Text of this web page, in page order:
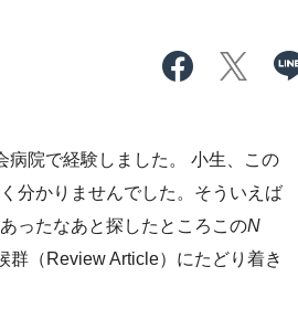
院で経験しました。 小生、この
分かりませんでした。そういえば
ったなあと探したところこのN
群（Review Article）にたどり着き